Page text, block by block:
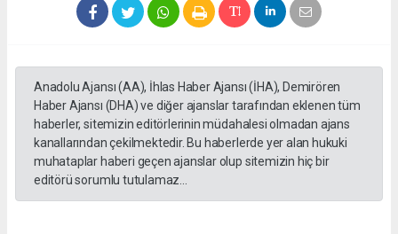
Anadolu Ajansı (AA), İhlas Haber Ajansı (İHA), Demirören
Haber Ajansı (DHA) ve diğer ajanslar tarafından eklenen tüm
haberler, sitemizin editörlerinin müdahalesi olmadan ajans
kanallarından çekilmektedir. Bu haberlerde yer alan hukuki
muhataplar haberi geçen ajanslar olup sitemizin hiç bir
editörü sorumlu tutulamaz...